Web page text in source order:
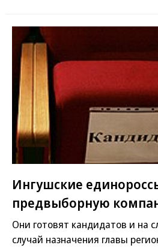
Ингушские
предвыборную
Они готовят кандидатов и на
случай назначения главы